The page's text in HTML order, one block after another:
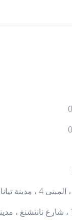
غرفة 307 ، الوحدة 2 ،
الطريق الذهبي رقم 1 ، شارع